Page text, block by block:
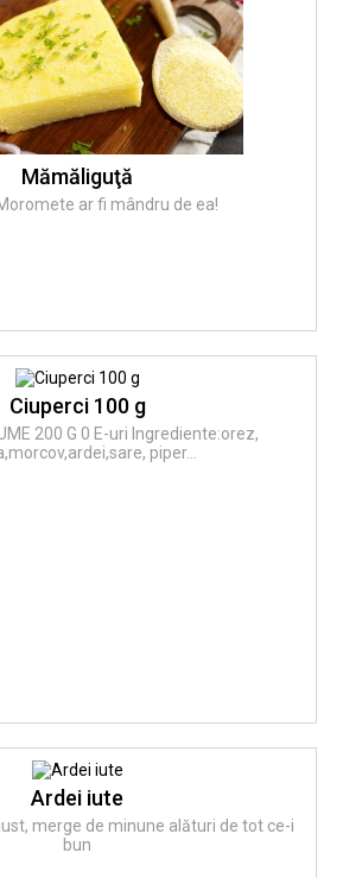
Mămăliguţă
ar fi mândru de ea!
Ciuperci 100 g
200 G 0 E-uri Ingrediente:orez,
piper...
Ardei iute
merge de minune alături de tot ce-i
bun